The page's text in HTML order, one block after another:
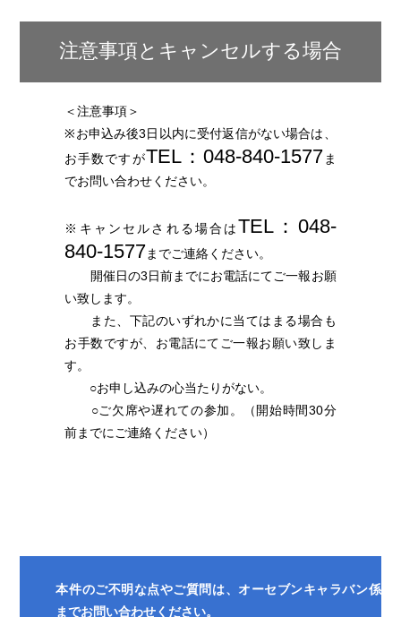
る場合には、当社と同様の水準で個人情報の厳重な管理を徹
６．情報セキュリティの確保・向上
当社は、お客様の個人情報の漏洩・紛失・改ざんなどを防止
するため、継続して情報セキュリティの確保・向上に努めま
当社は、すべての役員・従業員に対し、個人情報保護の重要
性を理解し、お客様の個人情報を適切に取り扱うよう教育・
啓発を行います。
８．個人情報の開示・訂正などへの対応
当社は、お客様がご自身の個人情報の開示や訂正などをご希
望される場合、お申し出いただいたお客様がご本人であるこ
とを確認させていただいた上で、合理的な期間及び範囲で対
応させていただきます。
９．継続的な見直しと改善
当社は、個人情報保護に関連する法令、その他の規範を遵守
注意事項とキャンセルする場合
＜注意事項＞
※お申込み後3日以内に受付返信がない場合は、
お手数ですがTEL：048-840-1577 ま
でお問い合わせください。
※キャンセルされる場合は TEL：048-
840-1577までご連絡ください。
開催日の3日前までにお電話にてご一報お願
い致します。
また、下記のいずれかに当てはまる場合も
お手数ですが、お電話にてご一報お願い致しま
す。
○お申し込みの心当たりがない。
○ご欠席や遅れての参加。（開始時間30分
前までにご連絡ください）
本件のご不明な点やご質問は、オーセブンキャラバン係
までお問い合わせください。